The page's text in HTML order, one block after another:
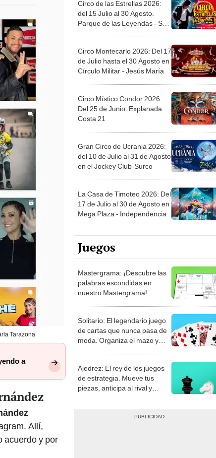
Tarazona
a
Allí,
y por
del 15 Julio al 30 Agosto.
Parque de las Leyendas - San
Miguel
de Julio hasta el 30 Agosto en
Círculo Militar - Jesús María
Del 25 de Junio. Explanada
Costa 21
del 10 de Julio al 31 de Agosto
en el Jockey Club-Surco
17 de Julio al 30 de Agosto en
Mega Plaza - Independencia
Juegos
palabras escondidas en
nuestro Mastergrama!
de cartas que nunca pasa de
moda. Organiza el mazo y
demuestra tu habilidad.
de estrategia. Mueve tus
piezas, anticipa al rival y
consigue el jaque mate.